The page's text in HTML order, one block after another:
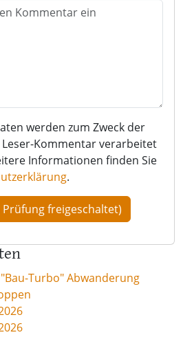
werden zum Zweck der
Kommentar verarbeitet
Informationen finden Sie
.
Turbo" Abwanderung